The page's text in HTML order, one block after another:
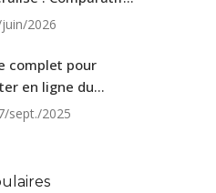
Benzodiazépines et
2026
complet pour
en ligne du
générique
sept./2025